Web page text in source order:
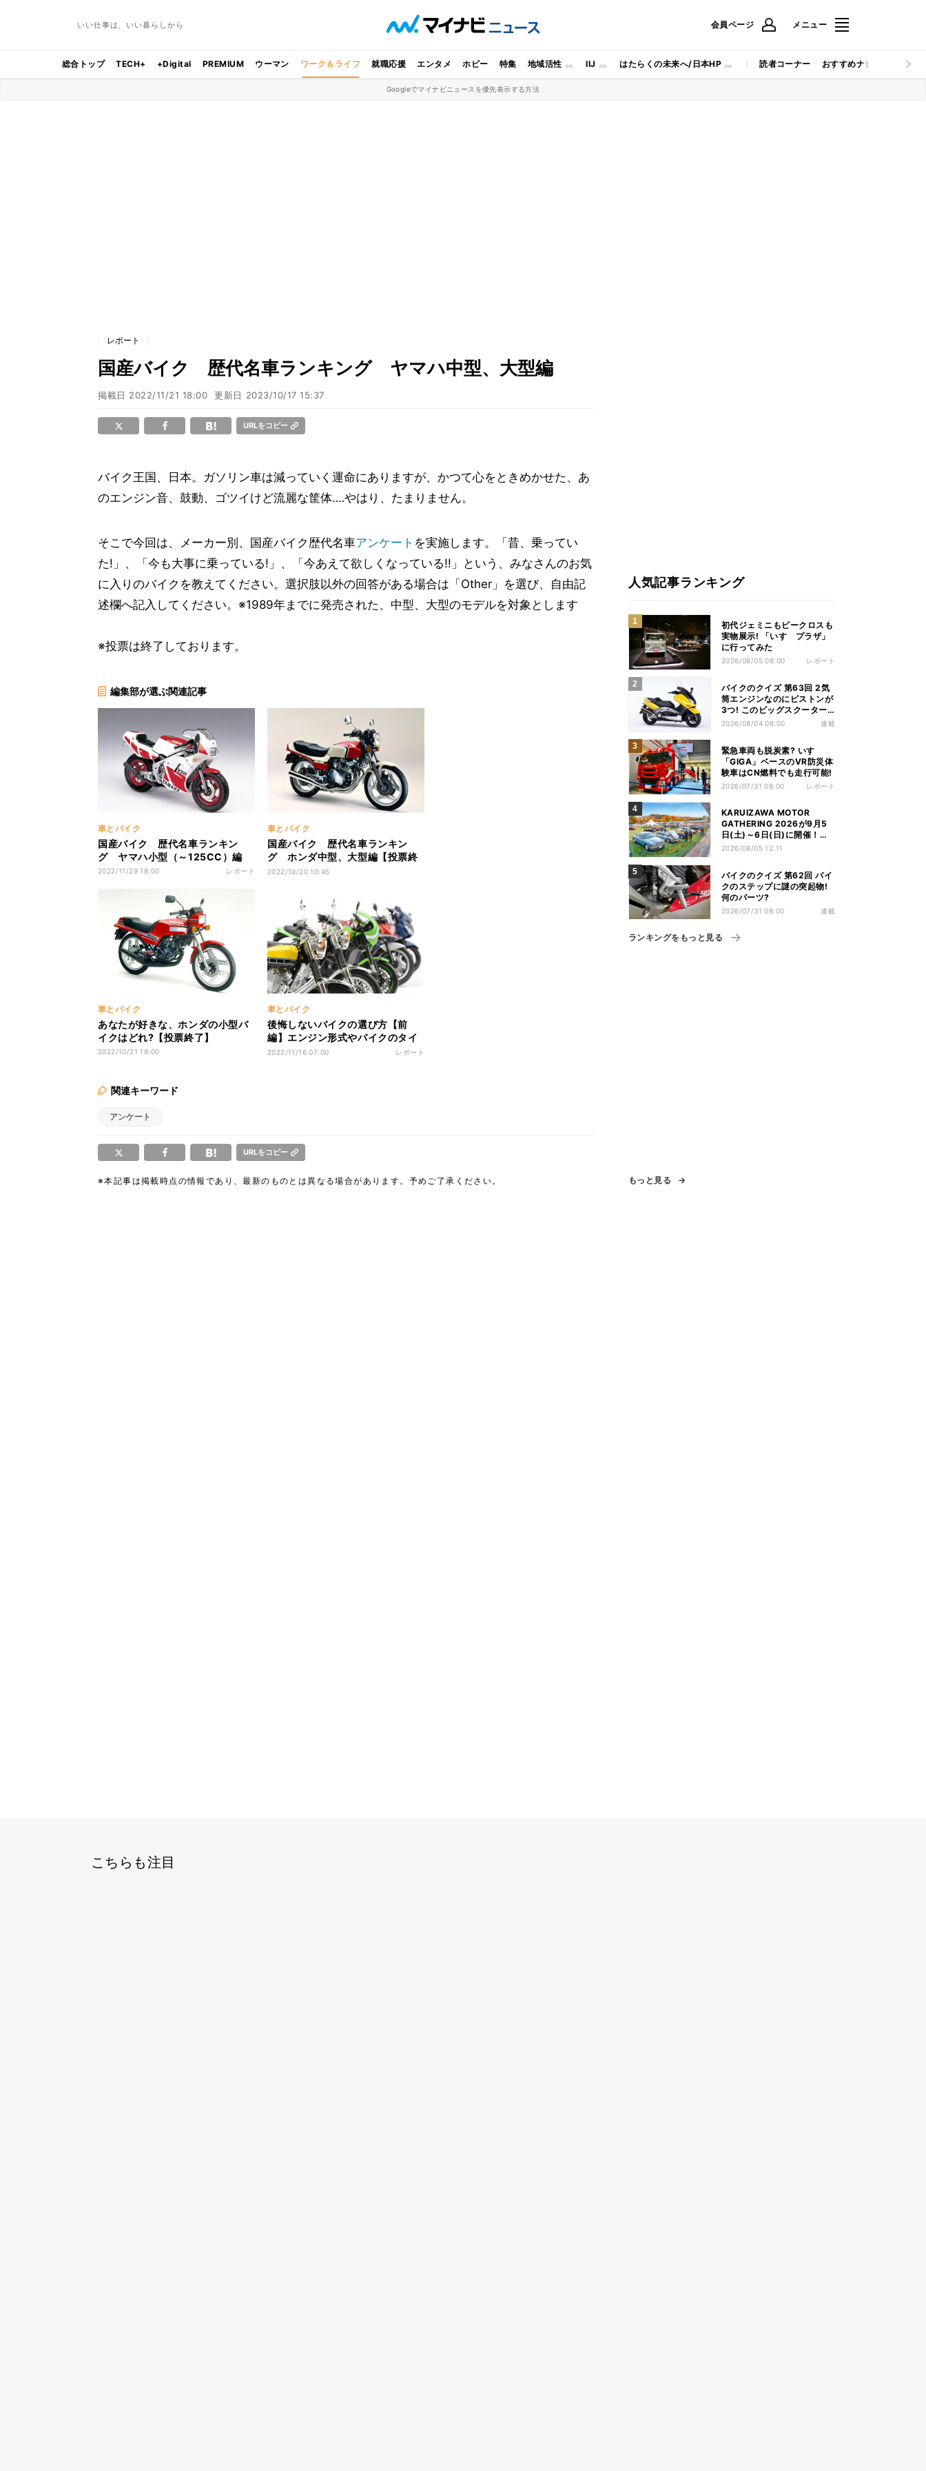
いい仕事は、いい暮らしから 会員ページ メニュー
総合トップ TECH+ +Digital PREMIUM ウーマン ワーク＆ライフ 就職応援 エンタメ ホビー 特集 地域活性 IIJ はたらくの未来へ/日本HP 読者コーナー おすすめナビ マイナビ
Googleでマイナビニュースを優先表示する方法
レポート
国産バイク 歴代名車ランキング ヤマハ中型、大型編
掲載日 2022/11/21 18:00 更新日 2023/10/17 15:37
URLをコピー
バイク王国、日本。ガソリン車は減っていく運命にありますが、かつて心をときめかせた、あ
のエンジン音、鼓動、ゴツイけど流麗な筐体‥‥やはり、たまりません。
そこで今回は、メーカー別、国産バイク歴代名車アンケート を実施します。「昔、乗ってい
た!」、「今も大事に乗っている!」、「今あえて欲しくなっている!!」という、みなさんのお気
に入りのバイクを教えてください。選択肢以外の回答がある場合は「Other」を選び、自由記
述欄へ記入してください。※1989年までに発売された、中型、大型のモデルを対象とします
※投票は終了しております。
編集部が選ぶ関連記事
車とバイク
国産バイク 歴代名車ランキン
グ ヤマハ小型（～125CC）編
2022/11/29 18:00 レポート
車とバイク
国産バイク 歴代名車ランキン
グ ホンダ中型、大型編【投票終
了】
2022/10/20 10:45
車とバイク
あなたが好きな、ホンダの小型バ
イクはどれ?【投票終了】
2022/10/21 18:00
車とバイク
後悔しないバイクの選び方【前
編】エンジン形式やバイクのタイ
プで何が違う?
2022/11/16 07:00 レポート
関連キーワード
アンケート
URLをコピー
※本記事は掲載時点の情報であり、最新のものとは異なる場合があります。予めご了承ください。
人気記事ランキング
初代ジェミニもビークロスも
実物展示! 「いすゞプラザ」
に行ってみた
2026/08/05 08:00 レポート
バイクのクイズ 第63回 2気
筒エンジンなのにピストンが
3つ! このビッグスクーター
の名前は?
2026/08/04 08:00 連載
緊急車両も脱炭素? いすゞ
「GIGA」ベースのVR防災体
験車はCN燃料でも走行可能!
2026/07/31 08:00 レポート
KARUIZAWA MOTOR
GATHERING 2026が9月5
日(土)～6日(日)に開催！テ
ーマは「Heritage to
2026/08/05 12:11
バイクのクイズ 第62回 バイ
クのステップに謎の突起物!
何のパーツ?
2026/07/31 08:00 連載
ランキングをもっと見る
もっと見る
こちらも注目